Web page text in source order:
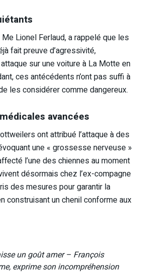
Me Lionel Ferlaud, a rappelé que les
fait preuve d’agressivité,
sur une voiture à La Motte en
ces antécédents n’ont pas suffi à
les considérer comme dangereux.
avancées
ont attribué l’attaque à des
une « grossesse nerveuse »
l’une des chiennes au moment
désormais chez l’ex-compagne
des mesures pour garantir la
construisant un chenil conforme aux
un goût amer – François
exprime son incompréhension